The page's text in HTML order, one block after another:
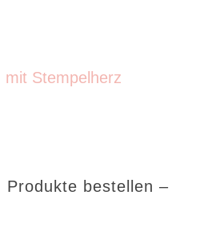
Produkte bestellen –